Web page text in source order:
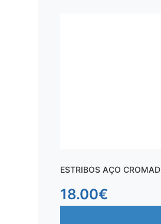
ESTRIBOS AÇO
18.00€